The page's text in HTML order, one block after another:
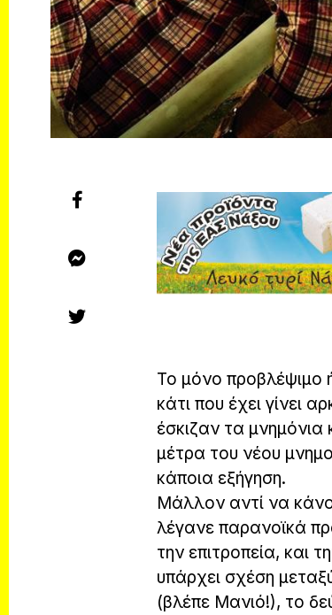
Το μόνο προβλέψιμο
κάτι που έχει γίνει
έσκιζαν τα
μέτρα του νέου
κάποια εξήγηση.
Μάλλον αντί να
λέγανε παρανοϊκά
την επιτροπεία, και
υπάρχει σχέση
(βλέπε Μανιό!), το